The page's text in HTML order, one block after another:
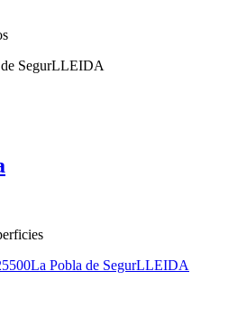
SegurLLEIDA
La Pobla de SegurLLEIDA